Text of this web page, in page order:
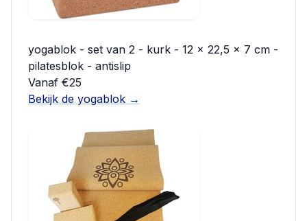
yogablok - set van 2 - kurk - 12 x 22,5 x 7 cm -
pilatesblok - antislip
Vanaf €25
Bekijk de yogablok →